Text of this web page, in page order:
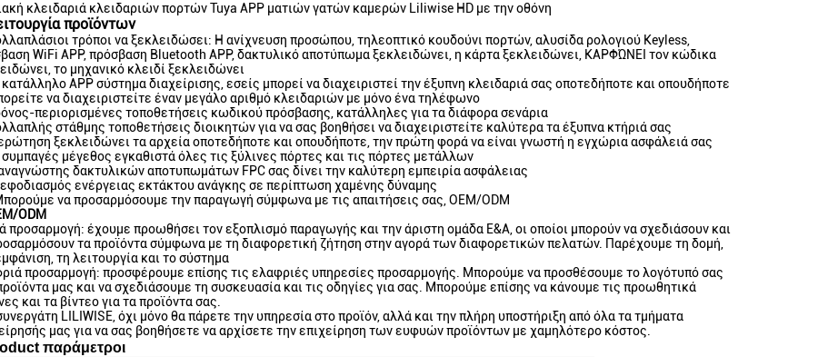
κλειδαριά κλειδαριών πορτών Tuya APP ματιών γατών καμερών Liliwise HD με την οθόνη
προϊόντων
τρόποι να ξεκλειδώσει: Η ανίχνευση προσώπου, τηλεοπτικό κουδούνι πορτών, αλυσίδα ρολογιού Keyless,
WiFi APP, πρόσβαση Bluetooth APP, δακτυλικό αποτύπωμα ξεκλειδώνει, η κάρτα ξεκλειδώνει, ΚΑΡΦΏΝΕΙ τον κώδικα
το μηχανικό κλειδί ξεκλειδώνει
κατάλληλο APP σύστημα διαχείρισης, εσείς μπορεί να διαχειριστεί την έξυπνη κλειδαριά σας οποτεδήποτε και οπουδήποτε
να διαχειριστείτε έναν μεγάλο αριθμό κλειδαριών με μόνο ένα τηλέφωνο
περιορισμένες τοποθετήσεις κωδικού πρόσβασης, κατάλληλες για τα διάφορα σενάρια
στάθμης τοποθετήσεις διοικητών για να σας βοηθήσει να διαχειριστείτε καλύτερα τα έξυπνα κτήριά σας
ξεκλειδώνει τα αρχεία οποτεδήποτε και οπουδήποτε, την πρώτη φορά να είναι γνωστή η εγχώρια ασφάλειά σας
μέγεθος εγκαθιστά όλες τις ξύλινες πόρτες και τις πόρτες μετάλλων
δακτυλικών αποτυπωμάτων FPC σας δίνει την καλύτερη εμπειρία ασφάλειας
ενέργειας εκτάκτου ανάγκης σε περίπτωση χαμένης δύναμης
να προσαρμόσουμε την παραγωγή σύμφωνα με τις απαιτήσεις σας, OEM/ODM
ODM
προσαρμογή: έχουμε προωθήσει τον εξοπλισμό παραγωγής και την άριστη ομάδα Ε&Α, οι οποίοι μπορούν να σχεδιάσουν και
τα προϊόντα σύμφωνα με τη διαφορετική ζήτηση στην αγορά των διαφορετικών πελατών. Παρέχουμε τη δομή,
τη λειτουργία και το σύστημα
προσαρμογή: προσφέρουμε επίσης τις ελαφριές υπηρεσίες προσαρμογής. Μπορούμε να προσθέσουμε το λογότυπό σας
μας και να σχεδιάσουμε τη συσκευασία και τις οδηγίες για σας. Μπορούμε επίσης να κάνουμε τις προωθητικά
και τα βίντεο για τα προϊόντα σας.
LILIWISE, όχι μόνο θα πάρετε την υπηρεσία στο προϊόν, αλλά και την πλήρη υποστήριξη από όλα τα τμήματα
μας για να σας βοηθήσετε να αρχίσετε την επιχείρηση των ευφυών προϊόντων με χαμηλότερο κόστος.
παράμετροι